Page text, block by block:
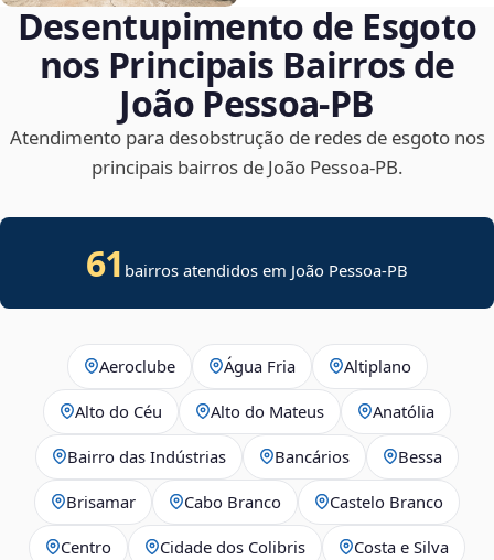
Desentupimento de Esgoto
nos Principais Bairros de
João Pessoa‑PB
Atendimento para desobstrução de redes de esgoto nos
principais bairros de João Pessoa‑PB.
61 bairros atendidos em João Pessoa-PB
Aeroclube Água Fria Altiplano
Alto do Céu Alto do Mateus Anatólia
Bairro das Indústrias Bancários Bessa
Brisamar Cabo Branco Castelo Branco
Centro Cidade dos Colibris Costa e Silva